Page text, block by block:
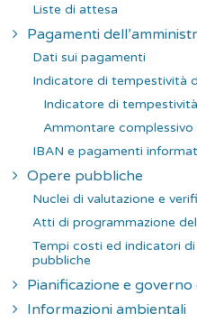
Liste di attesa
Pagamenti
Dati sui pagamenti
Indicatore di tempestività
Indicatore di
Ammontare complessivo
IBAN e pagamenti
Opere pubbliche
Nuclei di valutazione e
Atti di programmazione
Tempi costi ed indicatori
pubbliche
Pianificazione e
Informazioni ambientali